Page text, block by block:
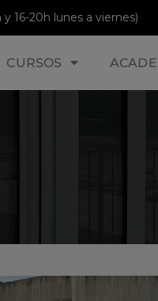
16-20h lunes a viernes)
CURSOS